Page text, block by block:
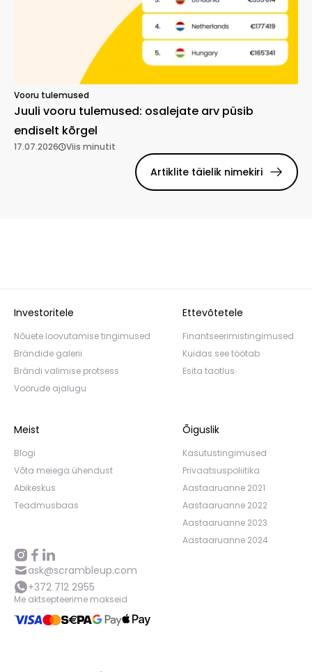
Vooru tulemused
Juuli vooru tulemused: osalejate arv püsib
endiselt kõrgel
17.07.2026 Viis minutit
Artiklite täielik nimekiri
Investoritele
Nõuete loovutamise tingimused
Brändide galerii
Brändi valimise protsess
Voorude ajalugu
Ettevõtetele
Finantseerimistingimused
Kuidas see töötab
Esita taotlus
Meist
Blogi
Võta meiega ühendust
Abikeskus
Teadmusbaas
Õiguslik
Kasutustingimused
Privaatsuspoliitika
Aastaaruanne 2021
Aastaaruanne 2022
Aastaaruanne 2023
Aastaaruanne 2024
ask@scrambleup.com
+372 712 2955
Me aktsepteerime makseid